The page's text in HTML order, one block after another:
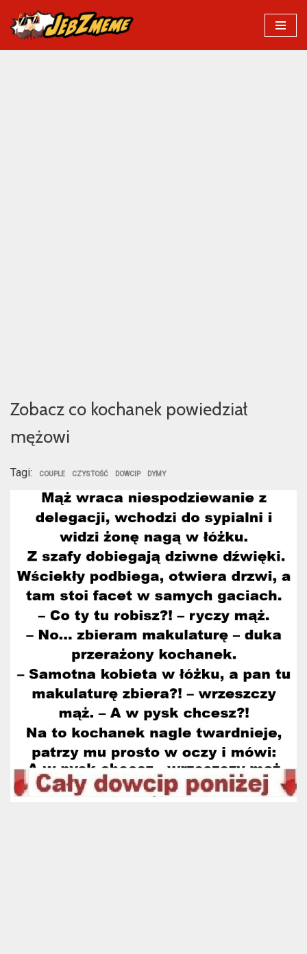
Przejdź
do
Zobacz co kochanek powiedział
mężowi
Tagi: COUPLE CZYSTOŚĆ DOWCIP DYMY